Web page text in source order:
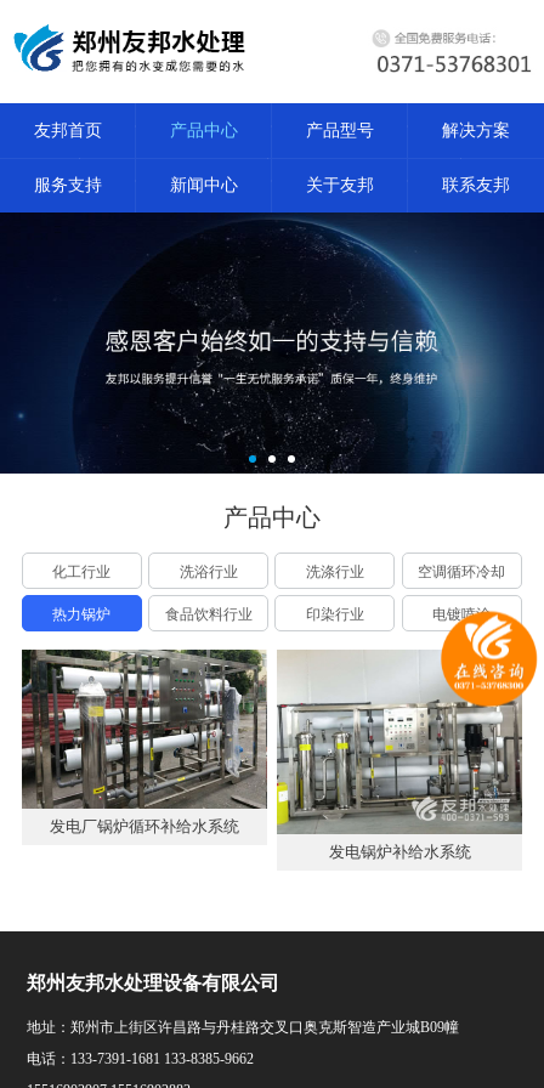
友邦首页 产品中心 产品型号 解决方案
服务支持 新闻中心 关于友邦 联系友邦
产品中心
化工行业 洗浴行业 洗涤行业 空调循环冷却
热力锅炉 食品饮料行业 印染行业 电镀喷涂
发电厂锅炉循环补给水系统
发电锅炉补给水系统
郑州友邦水处理设备有限公司
地址：郑州市上街区许昌路与丹桂路交叉口奥克斯智造产业城B09幢
电话：133-7391-1681 133-8385-9662